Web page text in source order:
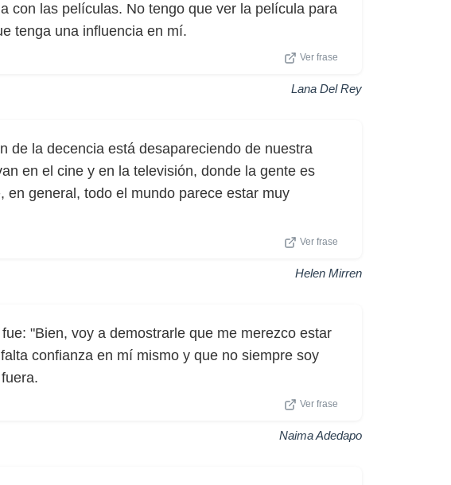
con las películas. No tengo que ver la película para
tenga una influencia en mí.
Ver frase
Lana Del Rey
de la decencia está desapareciendo de nuestra
en el cine y en la televisión, donde la gente es
en general, todo el mundo parece estar muy
Ver frase
Helen Mirren
"Bien, voy a demostrarle que me merezco estar
confianza en mí mismo y que no siempre soy
Ver frase
Naima Adedapo